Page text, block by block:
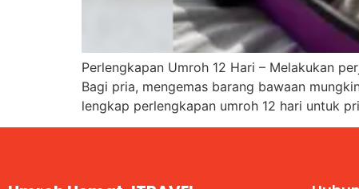
Perlengkapan Umroh 12 Hari – Melakukan
Bagi pria, mengemas barang bawaan
lengkap perlengkapan umroh 12 hari untuk